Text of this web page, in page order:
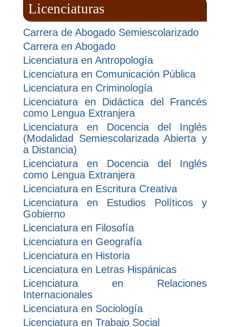
Licenciaturas
Carrera de Abogado Semiescolarizado
Carrera en Abogado
Licenciatura en Antropología
Licenciatura en Comunicación Pública
Licenciatura en Criminología
Licenciatura en Didáctica del Francés
como Lengua Extranjera
Licenciatura en Docencia del Inglés
(Modalidad Semiescolarizada Abierta y
a Distancia)
Licenciatura en Docencia del Inglés
como Lengua Extranjera
Licenciatura en Escritura Creativa
Licenciatura en Estudios Políticos y
Gobierno
Licenciatura en Filosofía
Licenciatura en Geografía
Licenciatura en Historia
Licenciatura en Letras Hispánicas
Licenciatura en Relaciones
Internacionales
Licenciatura en Sociología
Licenciatura en Trabajo Social